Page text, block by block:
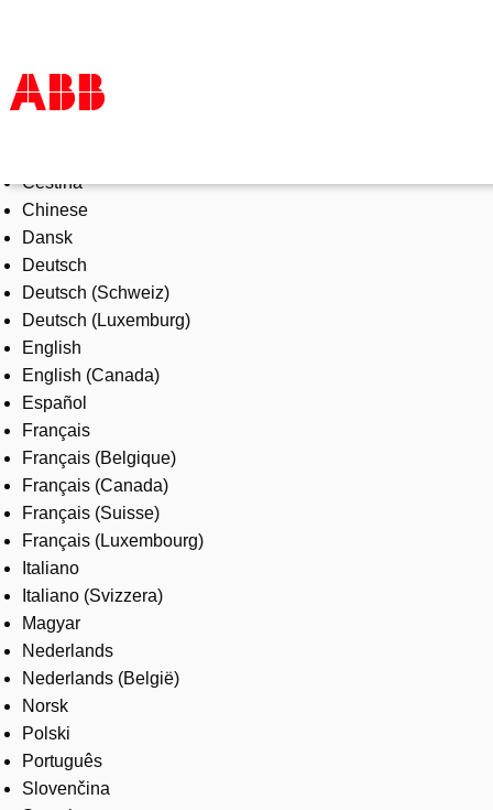
Products & Solutions
Industries
Services
About us
Where to buy
Contact us
Careers
Čeština
Chinese
Dansk
Deutsch
Deutsch (Schweiz)
Deutsch (Luxemburg)
English
English (Canada)
Español
Français
Français (Belgique)
Français (Canada)
Français (Suisse)
Français (Luxembourg)
Italiano
Italiano (Svizzera)
Magyar
Nederlands
Nederlands (België)
Norsk
Polski
Português
Slovenčina